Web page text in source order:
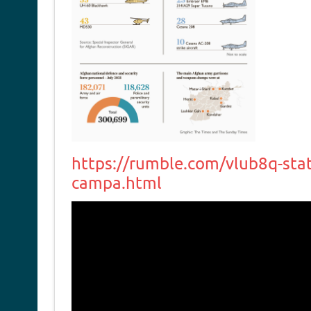
https://rumble.com/vlub8q-
campa.html